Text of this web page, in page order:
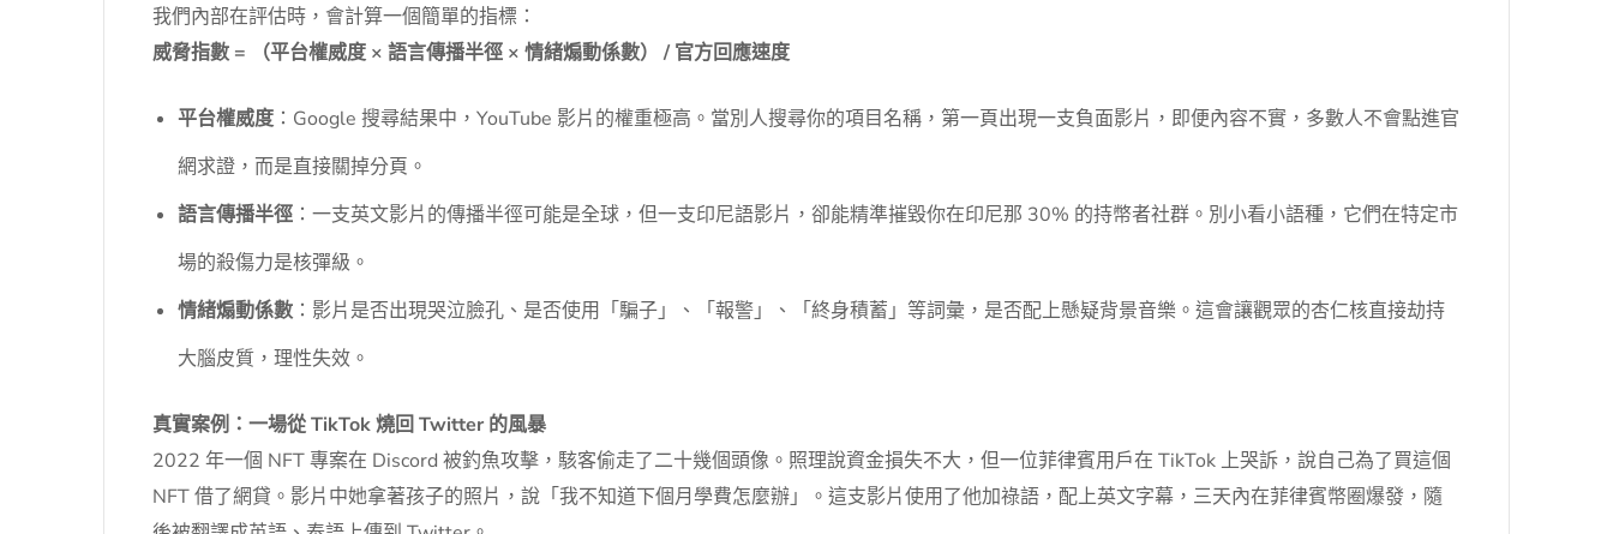
我們內部在評估時，會計算一個簡單的指標：
威脅指數 = （平台權威度 × 語言傳播半徑 × 情緒煽動係數） / 官方回應速度
平台權威度：Google 搜尋結果中，YouTube 影片的權重極高。當別人搜尋你的項目名稱，第一頁出現一支負面影片，即便內容不實，多數人不會點進官
網求證，而是直接關掉分頁。
語言傳播半徑：一支英文影片的傳播半徑可能是全球，但一支印尼語影片，卻能精準摧毀你在印尼那 30% 的持幣者社群。別小看小語種，它們在特定市
場的殺傷力是核彈級。
情緒煽動係數：影片是否出現哭泣臉孔、是否使用「騙子」、「報警」、「終身積蓄」等詞彙，是否配上懸疑背景音樂。這會讓觀眾的杏仁核直接劫持
大腦皮質，理性失效。
真實案例：一場從 TikTok 燒回 Twitter 的風暴
2022 年一個 NFT 專案在 Discord 被釣魚攻擊，駭客偷走了二十幾個頭像。照理說資金損失不大，但一位菲律賓用戶在 TikTok 上哭訴，說自己為了買這個
NFT 借了網貸。影片中她拿著孩子的照片，說「我不知道下個月學費怎麼辦」。這支影片使用了他加祿語，配上英文字幕，三天內在菲律賓幣圈爆發，隨